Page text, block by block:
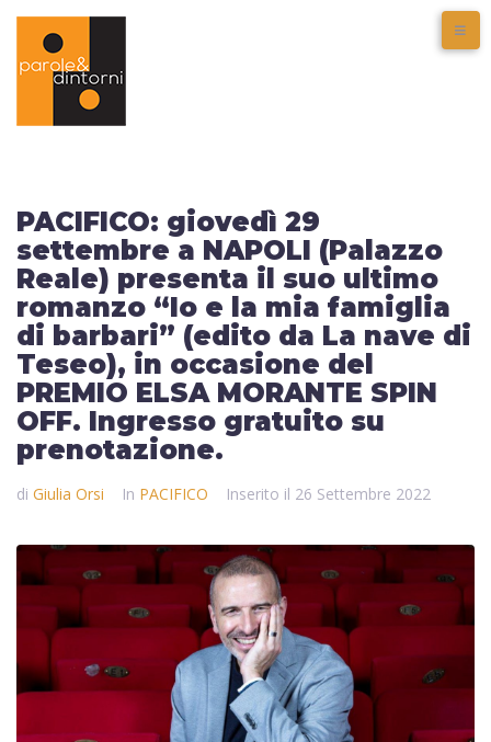
PACIFICO: giovedì 29
settembre a NAPOLI (Palazzo
Reale) presenta il suo ultimo
romanzo “Io e la mia famiglia
di barbari” (edito da La nave di
Teseo), in occasione del
PREMIO ELSA MORANTE SPIN
OFF. Ingresso gratuito su
prenotazione.
di Giulia Orsi In PACIFICO Inserito il 26 Settembre 2022